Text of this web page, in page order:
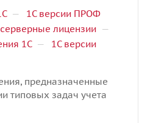
—
1С версии ПРОФ
лицензии —
1С —
1С версии
предназначенные
типовых задач учета